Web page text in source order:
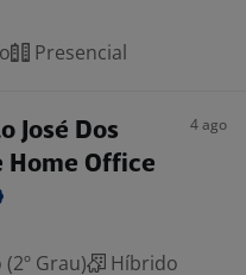
Presencial
José Dos
Home Office
4 ago
Grau) Híbrido